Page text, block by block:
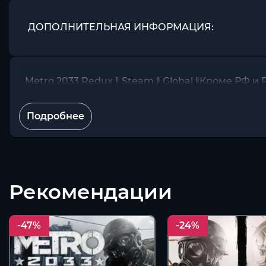
ДОПОЛНИТЕЛЬНАЯ ИНФОРМАЦИЯ:
Metro 2033 Redux ‖ Steam ‖ Global ‖Кроме РФ и
Подробнее
Рекомендации
-47% -24%